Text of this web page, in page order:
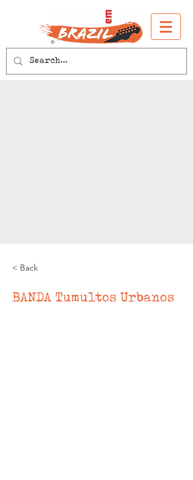
< Back
BANDA Tumultos Urbanos